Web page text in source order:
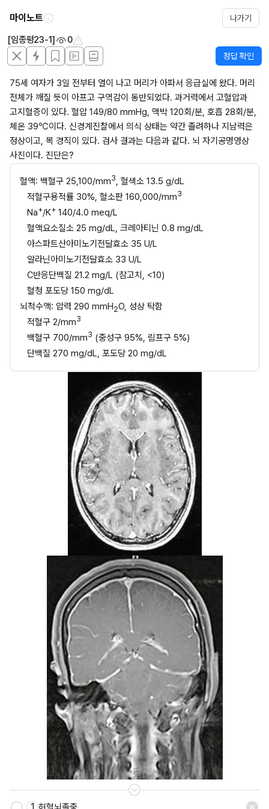
마이노트 나가기
[임종평23-1] 0
정답 확인
75세 여자가 3일 전부터 열이 나고 머리가 아파서 응급실에 왔다. 머리
전체가 깨질 듯이 아프고 구역감이 동반되었다. 과거력에서 고혈압과
고지혈증이 있다. 혈압 149/80 mmHg, 맥박 120회/분, 호흡 28회/분,
체온 39℃이다. 신경계진찰에서 의식 상태는 약간 졸려하나 지남력은
정상이고, 목 경직이 있다. 검사 결과는 다음과 같다. 뇌 자기공명영상
사진이다. 진단은?
혈액: 백혈구 25,100/mm3, 혈색소 13.5 g/dL
적혈구용적률 30%, 혈소판 160,000/mm3
Na+/K+ 140/4.0 meq/L
혈액요소질소 25 mg/dL, 크레아티닌 0.8 mg/dL
아스파트산아미노기전달효소 35 U/L
알라닌아미노기전달효소 33 U/L
C반응단백질 21.2 mg/L (참고치, <10)
혈청 포도당 150 mg/dL
뇌척수액: 압력 290 mmH2O, 성상 탁함
적혈구 2/mm3
백혈구 700/mm3 (중성구 95%, 림프구 5%)
단백질 270 mg/dL, 포도당 20 mg/dL
저장